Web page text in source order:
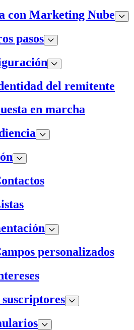
con Marketing Nube
pasos
del remitente
en marcha
personalizados